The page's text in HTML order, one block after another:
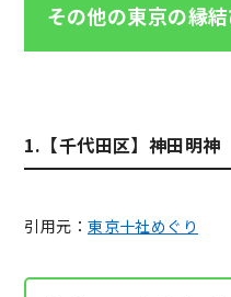
その他の東京の縁
1.【千代田区】神田明神
引用元：東京十社めぐり